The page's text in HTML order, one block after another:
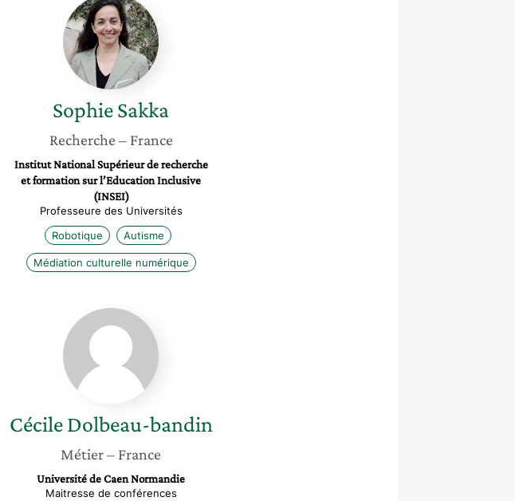
Sakka
SophieSakka
Recherche – France
Institut National Supérieur de recherche
et formation sur l’Education Inclusive
(INSEI)
Professeure des Universités
Robotique
Autisme
Médiation culturelle numérique
Cécile
Dolbeau-
bandin
Cécile Dolbeau-bandin
Métier– France
Université de Caen Normandie
Maitresse de conférences